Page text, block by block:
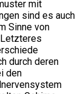
mit
sind es auch
Sinne von
durch deren
den